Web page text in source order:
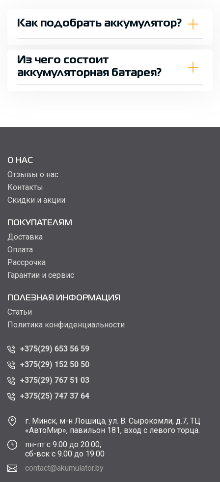
Как подобрать аккумулятор?
Из чего состоит
аккумуляторная батарея?
О НАС
Отзывы о нас
Контакты
Скидки и акции
ПОКУПАТЕЛЯМ
Доставка
Оплата
Рассрочка
Гарантии и сервис
ПОЛЕЗНАЯ ИНФОРМАЦИЯ
Статьи
Политика конфиденциальности
+375(29) 653 56 59
+375(29) 152 50 50
+375(29) 767 51 03
+375(25) 747 37 64
г. Минск, м-н Лошица, ул. В. Сырокомли, д.7, ТЦ
«АвтоМир», павильон 181, вход с левого торца.
пн-пт с 9.00 до 20.00,
сб-вск с 9.00 до 19.00
contact@akumulator.by